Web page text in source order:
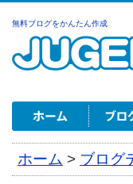
無料ブログをかんたん作成
ホーム > ブログ